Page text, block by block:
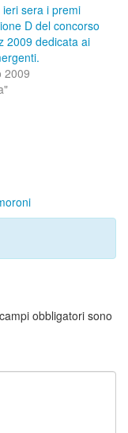
sera i premi
D del concorso
2009 dedicata ai
2009
obbligatori sono